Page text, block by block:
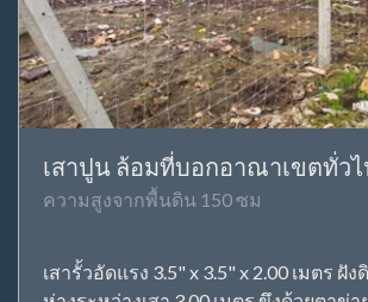
เสาปูน ล้อมที่บอกอาณาเขตทั่ว
ความสูงจากพื้นดิน 150 ซม
เสารั้วอัดแรง 3.5" x 3.5" x 2.00 เมตร ฝั